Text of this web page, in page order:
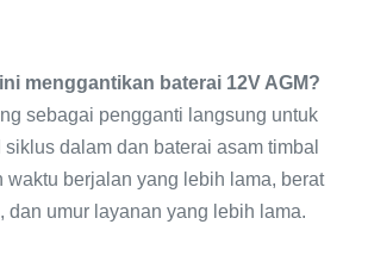
menggantikan baterai 12V AGM?
sebagai pengganti langsung untuk
siklus dalam dan baterai asam timbal
waktu berjalan yang lebih lama, berat
dan umur layanan yang lebih lama.